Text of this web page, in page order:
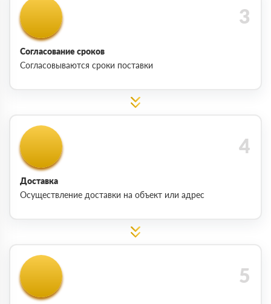
Согласование сроков
Согласовываются сроки поставки
Доставка
Осуществление доставки на объект или адрес